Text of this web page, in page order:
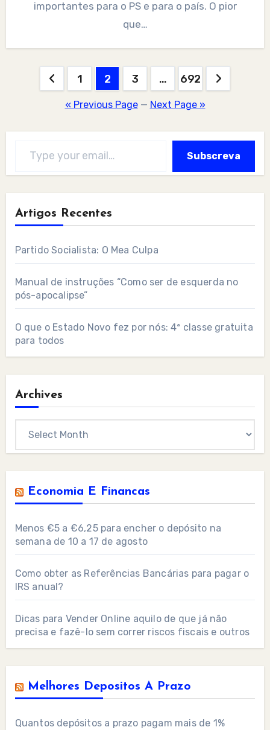
importantes para o PS e para o país. O pior
que…
Posts
pagination
1 2 3 … 692
« Previous Page— Next Page »
Subscreva
Artigos Recentes
Partido Socialista: O Mea Culpa
Manual de instruções “Como ser de esquerda no
pós-apocalipse”
O que o Estado Novo fez por nós: 4ª classe gratuita
para todos
Archives
Economia E Financas
Menos €5 a €6,25 para encher o depósito na
semana de 10 a 17 de agosto
Como obter as Referências Bancárias para pagar o
IRS anual?
Dicas para Vender Online aquilo de que já não
precisa e fazê-lo sem correr riscos fiscais e outros
Melhores Depositos A Prazo
Quantos depósitos a prazo pagam mais de 1%